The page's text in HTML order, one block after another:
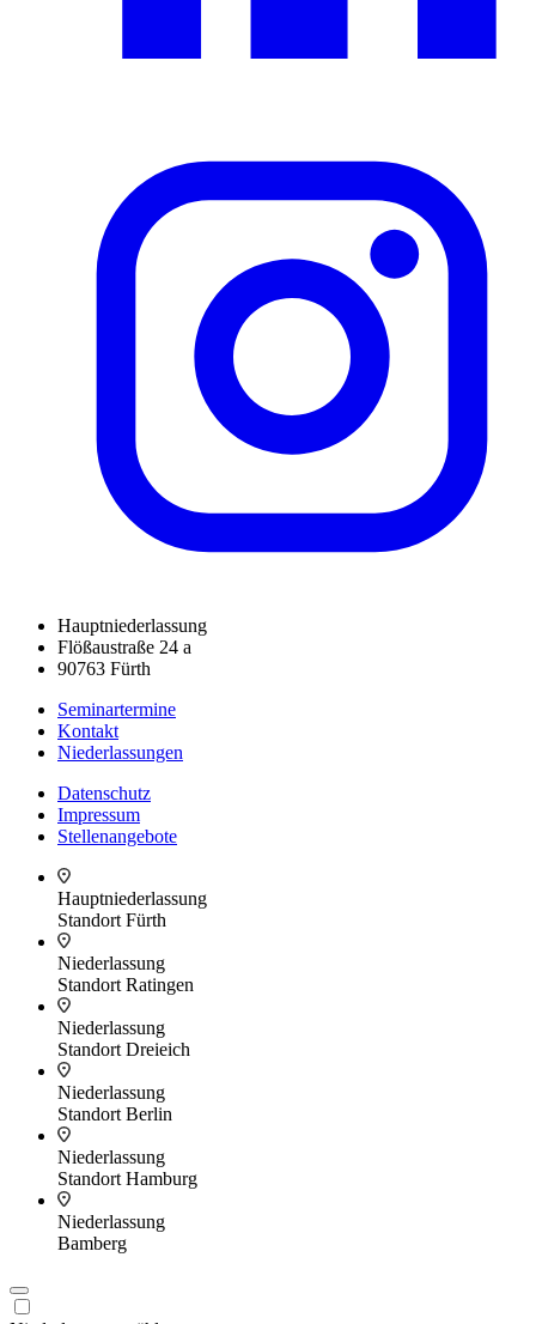
Hauptniederlassung
Flößaustraße 24 a
90763 Fürth
Seminartermine
Kontakt
Niederlassungen
Datenschutz
Impressum
Stellenangebote
Hauptniederlassung
Standort Fürth
Niederlassung
Standort Ratingen
Niederlassung
Standort Dreieich
Niederlassung
Standort Berlin
Niederlassung
Standort Hamburg
Niederlassung
Bamberg